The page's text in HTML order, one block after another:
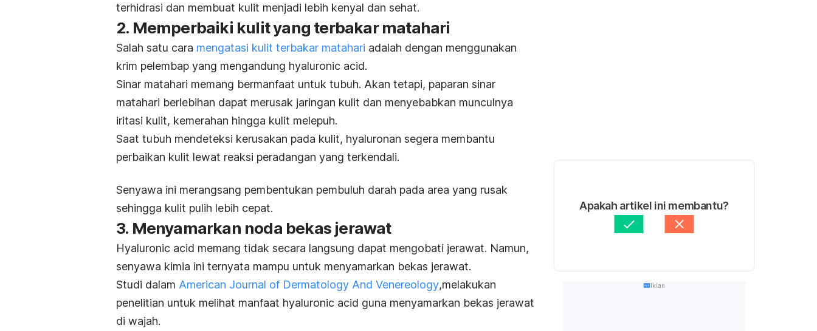
terhidrasi dan membuat kulit menjadi lebih kenyal dan sehat.
2. Memperbaiki kulit yang terbakar matahari
Salah satu cara mengatasi kulit terbakar matahari adalah dengan menggunakan
krim pelembap yang mengandung hyaluronic acid.
Sinar matahari memang bermanfaat untuk tubuh. Akan tetapi, paparan sinar
matahari berlebihan dapat merusak jaringan kulit dan menyebabkan munculnya
iritasi kulit, kemerahan hingga kulit melepuh.
Saat tubuh mendeteksi kerusakan pada kulit, hyaluronan segera membantu
perbaikan kulit lewat reaksi peradangan yang terkendali.
Senyawa ini merangsang pembentukan pembuluh darah pada area yang rusak
sehingga kulit pulih lebih cepat.
3. Menyamarkan noda bekas jerawat
Hyaluronic acid memang tidak secara langsung dapat mengobati jerawat. Namun,
senyawa kimia ini ternyata mampu untuk menyamarkan bekas jerawat.
Studi dalam American Journal of Dermatology And Venereology,melakukan
penelitian untuk melihat manfaat hyaluronic acid guna menyamarkan bekas jerawat
di wajah.
Apakah artikel ini membantu?
Iklan